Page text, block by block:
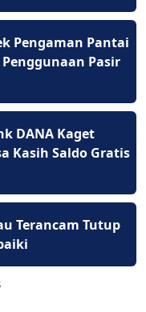
Pengaman Pantai
Pasir
DANA Kaget
Kasih Saldo Gratis
Terancam Tutup